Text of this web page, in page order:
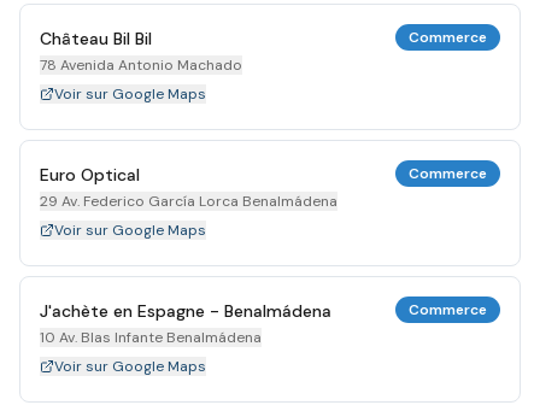
Château Bil Bil
78 Avenida Antonio Machado
Commerce
Voir sur Google Maps
Euro Optical
29 Av. Federico García Lorca Benalmádena
Commerce
Voir sur Google Maps
J'achète en Espagne - Benalmádena
10 Av. Blas Infante Benalmádena
Commerce
Voir sur Google Maps